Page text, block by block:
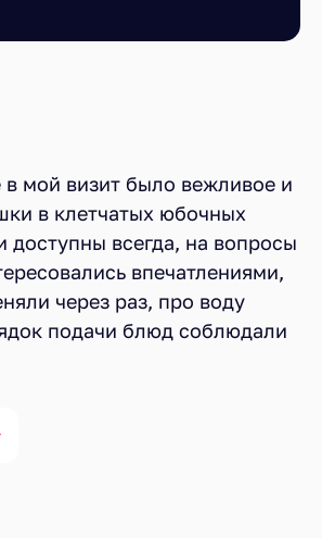
мой визит было вежливое и
в клетчатых юбочных
доступны всегда, на вопросы
впечатлениями,
через раз, про воду
подачи блюд соблюдали